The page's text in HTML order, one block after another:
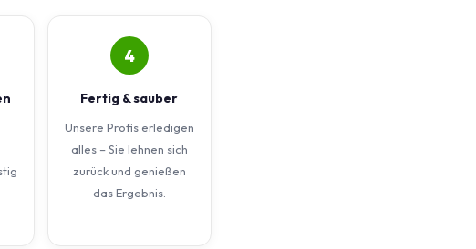
4
Fertig & sauber
Unsere Profis erledigen
alles – Sie lehnen sich
zurück und genießen
das Ergebnis.